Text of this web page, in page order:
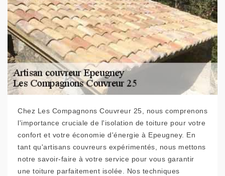
Chez Les Compagnons Couvreur 25, nous comprenons
l'importance cruciale de l'isolation de toiture pour votre
confort et votre économie d'énergie à Epeugney. En
tant qu'artisans couvreurs expérimentés, nous mettons
notre savoir-faire à votre service pour vous garantir
une toiture parfaitement isolée. Nos techniques